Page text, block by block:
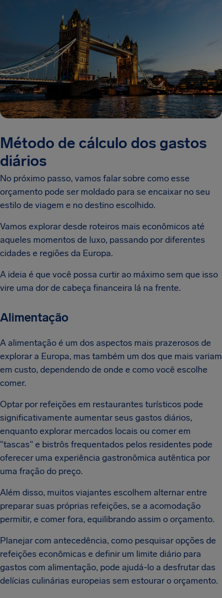
Método de cálculo dos gastos
diários
No próximo passo, vamos falar sobre como esse
orçamento pode ser moldado para se encaixar no seu
estilo de viagem e no destino escolhido.
Vamos explorar desde roteiros mais econômicos até
aqueles momentos de luxo, passando por diferentes
cidades e regiões da Europa.
A ideia é que você possa curtir ao máximo sem que isso
vire uma dor de cabeça financeira lá na frente.
Alimentação
A alimentação é um dos aspectos mais prazerosos de
explorar a Europa, mas também um dos que mais variam
em custo, dependendo de onde e como você escolhe
comer.
Optar por refeições em restaurantes turísticos pode
significativamente aumentar seus gastos diários,
enquanto explorar mercados locais ou comer em
"tascas" e bistrôs frequentados pelos residentes pode
oferecer uma experiência gastronômica autêntica por
uma fração do preço.
Além disso, muitos viajantes escolhem alternar entre
preparar suas próprias refeições, se a acomodação
permitir, e comer fora, equilibrando assim o orçamento.
Planejar com antecedência, como pesquisar opções de
refeições econômicas e definir um limite diário para
gastos com alimentação, pode ajudá-lo a desfrutar das
delícias culinárias europeias sem estourar o orçamento.